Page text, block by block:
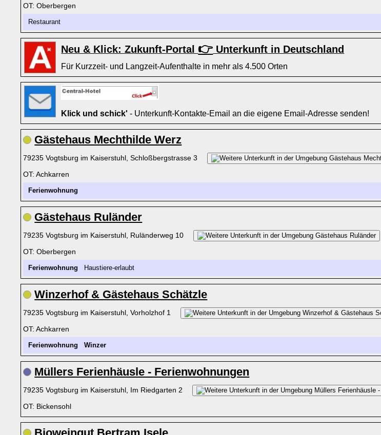
OT: Oberbergen
Restaurant
Neu & Klick: Zukunft-Portal 👉 Unterkunft in Deutschland
Für Kurzzeit- und Langzeit-Aufenthalte in mehr als 4.500 Orten
Klick und schick' - Unterkunft-Kontakte-Email an die eigene Email-Adresse senden!
Gästehaus Mechthilde Werz
79235 Vogtsburg im Kaiserstuhl, Schloßbergstrasse 3
OT: Achkarren
Ferienwohnung
Gästehaus Ruländer
79235 Vogtsburg im Kaiserstuhl, Ruländerweg 10
OT: Oberbergen
Ferienwohnung Haustiere-erlaubt
Winzerhof & Gästehaus Schätzle
79235 Vogtsburg im Kaiserstuhl, Vorholzhof 1
OT: Achkarren
Ferienwohnung Winzer
Müllers Ferienhäusle - Ferienwohnungen
79235 Vogtsburg im Kaiserstuhl, Im Riedgarten 2
OT: Bickensohl